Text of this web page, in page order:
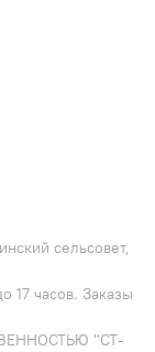
сельсовет,
17 часов. Заказы
"СТ-